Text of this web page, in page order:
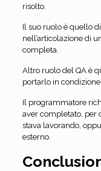
risolto.
Il suo ruolo è quello
nell’articolazione di
completa.
Altro ruolo del QA è
portarlo in
Il programmatore
aver completato, per
stava lavorando,
esterno.